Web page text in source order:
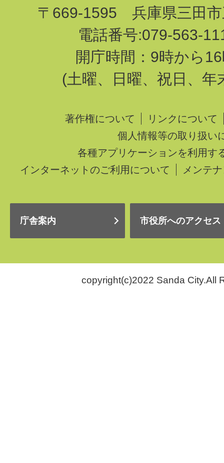
〒669-1595 兵庫県三田市
電話番号:079-563-
開庁時間：9時から
(土曜、日曜、祝日、年
著作権について
リンクについて
個人情報等の取り扱い
各種アプリケーションを利用す
インターネットのご利用について
メンテ
庁舎案内 市役所へのアクセス
copyright(c)2022 Sanda City.All